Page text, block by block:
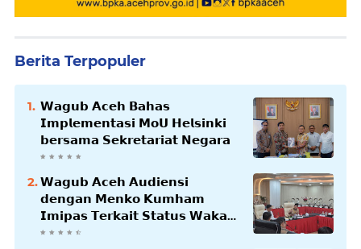
Berita Terpopuler
𝗪𝗮𝗴𝘂𝗯 𝗔𝗰𝗲𝗵 𝗕𝗮𝗵𝗮𝘀
𝗜𝗺𝗽𝗹𝗲𝗺𝗲𝗻𝘁𝗮𝘀𝗶 𝗠𝗼𝗨 𝗛𝗲𝗹𝘀𝗶𝗻𝗸𝗶
𝗯𝗲𝗿𝘀𝗮𝗺𝗮 𝗦𝗲𝗸𝗿𝗲𝘁𝗮𝗿𝗶𝗮𝘁 𝗡𝗲𝗴𝗮𝗿𝗮
𝗪𝗮𝗴𝘂𝗯 𝗔𝗰𝗲𝗵 𝗔𝘂𝗱𝗶𝗲𝗻𝘀𝗶
𝗱𝗲𝗻𝗴𝗮𝗻 𝗠𝗲𝗻𝗸𝗼 𝗞𝘂𝗺𝗵𝗮𝗺
𝗜𝗺𝗶𝗽𝗮𝘀 𝗧𝗲𝗿𝗸𝗮𝗶𝘁 𝗦𝘁𝗮𝘁𝘂𝘀 𝗪𝗮𝗸𝗮𝗳
𝗕𝗹𝗮𝗻𝗴𝗽𝗮𝗱𝗮𝗻𝗴